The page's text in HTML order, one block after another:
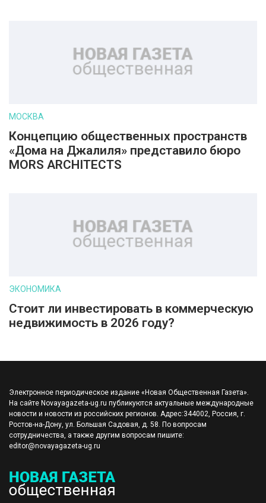
МОСКВА
Концепцию общественных пространств
«Дома на Джалиля» представило бюро
MORS ARCHITECTS
ЭКОНОМИКА
Стоит ли инвестировать в коммерческую
недвижимость в 2026 году?
Электронное периодическое издание «Новая Общественная Газета».
На сайте Novayagazeta-ug.ru публикуются актуальные международные
новости и новости из российских регионов. Адрес:344002, Россия, г.
Ростов-на-Дону, ул. Большая Садовая, д. 58. По вопросам
сотрудничества, а также другим вопросам пишите:
editor@novayagazeta-ug.ru